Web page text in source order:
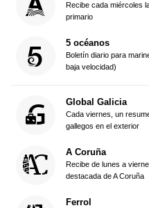
Recibe cada miércoles
primario
5 océanos
Boletín diario para
baja velocidad)
Global Galicia
Cada viernes, un
gallegos en el exterior
A Coruña
Recibe de lunes a
destacada de A Coruña
Ferrol